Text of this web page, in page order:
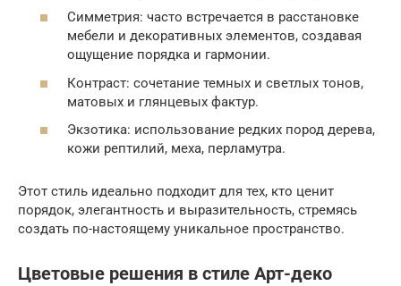
Симметрия: часто встречается в расстановке
мебели и декоративных элементов, создавая
ощущение порядка и гармонии.
Контраст: сочетание темных и светлых тонов,
матовых и глянцевых фактур.
Экзотика: использование редких пород дерева,
кожи рептилий, меха, перламутра.
Этот стиль идеально подходит для тех, кто ценит
порядок, элегантность и выразительность, стремясь
создать по-настоящему уникальное пространство.
Цветовые решения в стиле Арт-деко